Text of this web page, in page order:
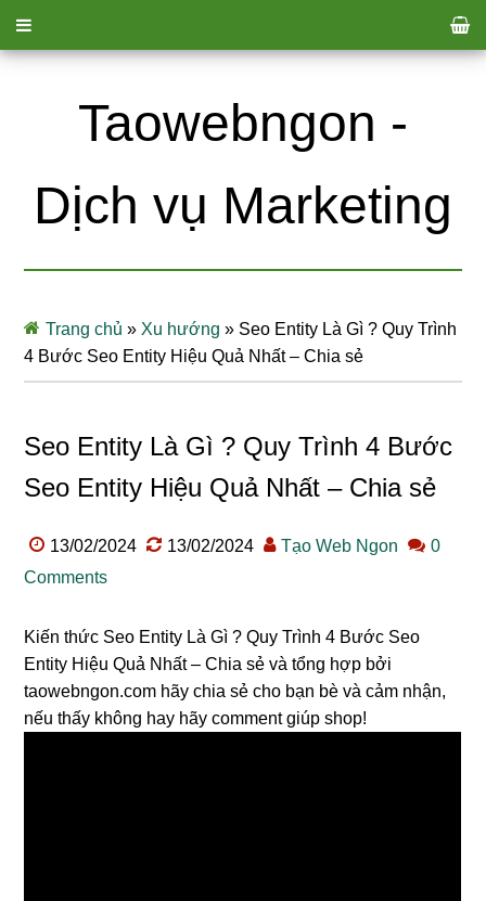
Taowebngon -
Dịch vụ Marketing
Trang chủ » Xu hướng » Seo Entity Là Gì ? Quy Trình
4 Bước Seo Entity Hiệu Quả Nhất – Chia sẻ
Seo Entity Là Gì ? Quy Trình 4 Bước
Seo Entity Hiệu Quả Nhất – Chia sẻ
13/02/2024 13/02/2024 Tạo Web Ngon
0
Comments
Kiến thức Seo Entity Là Gì ? Quy Trình 4 Bước Seo
Entity Hiệu Quả Nhất – Chia sẻ và tổng hợp bởi
taowebngon.com hãy chia sẻ cho bạn bè và cảm nhận,
nếu thấy không hay hãy comment giúp shop!